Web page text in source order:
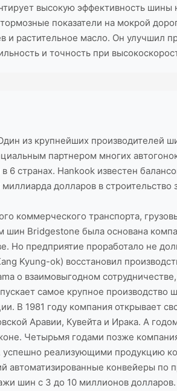
высокую эффективность
показатели на мокрой
растительное масло. Он улучшил
и точность при
из крупнейших производителей
партнером многих
странах. Hankook известен
долларов в
коммерческого транспорта,
шин Bridgestone была основана
Но предприятие проработало не
Kyung-ok) восстановил
о взаимовыгодном
самое крупное
В 1981 году компания открывает
Аравии, Кувейта и Ирака. А
Четырьмя годами позже
реализующими продукцию
автоматизированные конвейеры по
шин с 3 до 10 миллионов